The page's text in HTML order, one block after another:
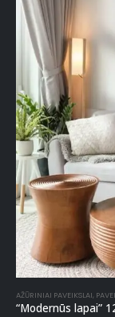
AŽŪRINIAI PAVEIKSLAI,
“Modernūs lapai”